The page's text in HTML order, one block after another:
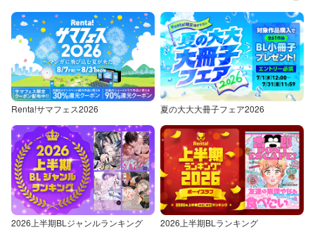
Renta!サマフェス2026 夏の大大大冊子フェア2026
2026上半期BLジャンルランキング 2026上半期BLランキング